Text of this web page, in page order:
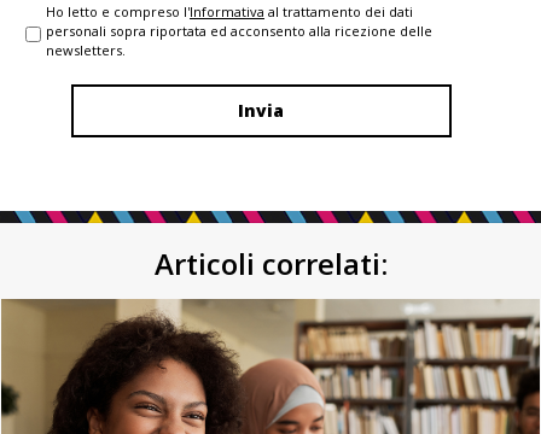
Ho letto e compreso l'Informativa al trattamento dei dati
personali sopra riportata ed acconsento alla ricezione delle
newsletters.
Articoli correlati: